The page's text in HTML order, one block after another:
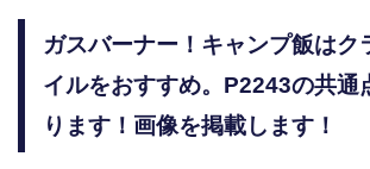
ガスバーナー！キャンプ飯はク
イルをおすすめ。P2243の共通
ります！画像を掲載します！